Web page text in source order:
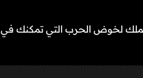
لخوض الحرب التي تمكنك في